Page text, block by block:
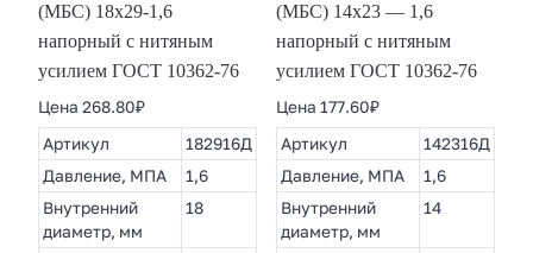
(МБС) 18х29-1,6
напорный с нитяным
усилием ГОСТ 10362-76
Цена 268.80₽
Артикул
182916Д
Давление, МПА
1,6
Внутренний
диаметр, мм
18
(МБС) 14х23 — 1,6
напорный с нитяным
усилием ГОСТ 10362-76
Цена 177.60₽
Артикул
142316Д
Давление, МПА
1,6
Внутренний
диаметр, мм
14